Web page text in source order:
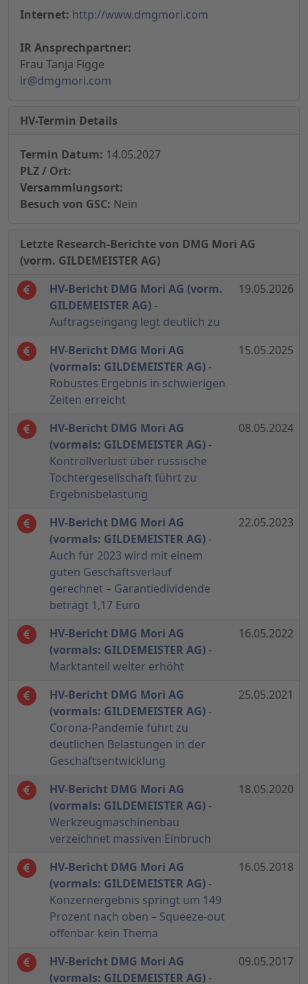
Internet: http://www.dmgmori.com
IR Ansprechpartner:
Frau Tanja Figge
ir@dmgmori.com
HV-Termin Details
Termin Datum: 14.05.2027
PLZ / Ort:
Versammlungsort:
Besuch von GSC: Nein
Letzte Research-Berichte von DMG Mori AG
(vorm. GILDEMEISTER AG)
HV-Bericht DMG Mori AG (vorm.
GILDEMEISTER AG) -
Auftragseingang legt deutlich zu
19.05.2026
HV-Bericht DMG Mori AG
(vormals: GILDEMEISTER AG)-
Robustes Ergebnis in schwierigen
Zeiten erreicht
15.05.2025
HV-Bericht DMG Mori AG
(vormals: GILDEMEISTER AG) -
Kontrollverlust über russische
Tochtergesellschaft führt zu
Ergebnisbelastung
08.05.2024
HV-Bericht DMG Mori AG
(vormals: GILDEMEISTER AG)-
Auch für 2023 wird mit einem
guten Geschäftsverlauf
gerechnet – Garantiedividende
beträgt 1,17 Euro
22.05.2023
HV-Bericht DMG Mori AG
(vormals: GILDEMEISTER AG) -
Marktanteil weiter erhöht
16.05.2022
HV-Bericht DMG Mori AG
(vormals: GILDEMEISTER AG)-
Corona-Pandemie führt zu
deutlichen Belastungen in der
Geschäftsentwicklung
25.05.2021
HV-Bericht DMG Mori AG
(vormals: GILDEMEISTER AG) -
Werkzeugmaschinenbau
verzeichnet massiven Einbruch
18.05.2020
HV-Bericht DMG Mori AG
(vormals: GILDEMEISTER AG)-
Konzernergebnis springt um 149
Prozent nach oben – Squeeze-out
offenbar kein Thema
16.05.2018
HV-Bericht DMG Mori AG
(vormals: GILDEMEISTER AG) -
09.05.2017